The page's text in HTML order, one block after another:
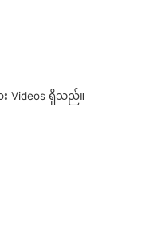
Videos ရှိသည်။